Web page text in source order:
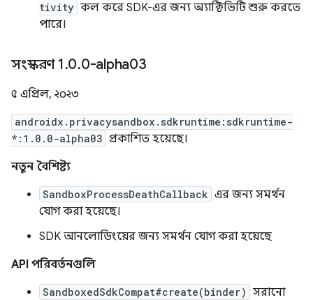
tivity কল করে SDK-এর জন্য অ্যাক্টিভিটি শুরু করতে
পারে।
সংস্করণ 1.0.0-alpha03
৫ এপ্রিল, ২০২৩
androidx.privacysandbox.sdkruntime:sdkruntime-
*:1.0.0-alpha03 প্রকাশিত হয়েছে।
নতুন বৈশিষ্ট্য
SandboxProcessDeathCallback এর জন্য সমর্থন
যোগ করা হয়েছে।
SDK আনলোডিংয়ের জন্য সমর্থন যোগ করা হয়েছে
API পরিবর্তনগুলি
SandboxedSdkCompat#create(binder) সরানো